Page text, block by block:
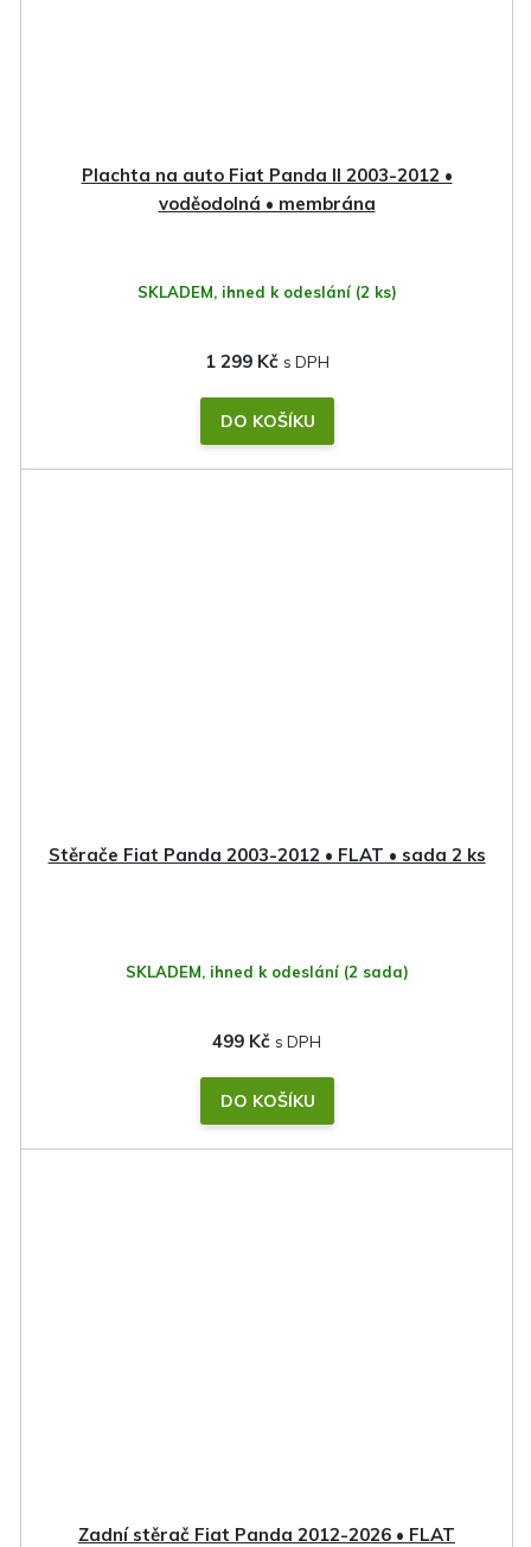
Plachta na auto Fiat Panda II 2003-2012 •
voděodolná • membrána
SKLADEM, ihned k odeslání (2 ks)
1 299 Kč
DO KOŠÍKU
Stěrače Fiat Panda 2003-2012 • FLAT • sada 2 ks
SKLADEM, ihned k odeslání (2 sada)
499 Kč
DO KOŠÍKU
Zadní stěrač Fiat Panda 2012-2026 • FLAT